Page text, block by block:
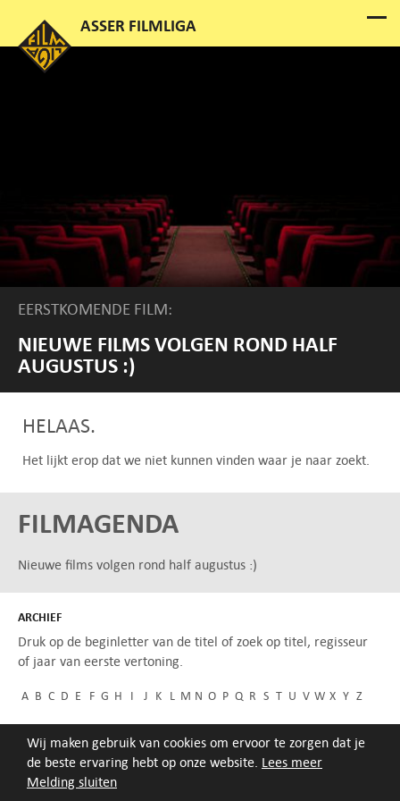
Melding sluiten
Wij maken gebruik van cookies om ervoor te zorgen dat je
de beste ervaring hebt op onze website. Lees meer
EERSTKOMENDE FILM:
NIEUWE FILMS VOLGEN ROND HALF
AUGUSTUS :)
HELAAS.
Het lijkt erop dat we niet kunnen vinden waar je naar zoekt.
FILMAGENDA
Nieuwe films volgen rond half augustus :)
ARCHIEF
Druk op de beginletter van de titel of zoek op titel, regisseur
of jaar van eerste vertoning.
A B C D E F G H I J K L M N O P Q R S T U V W X Y Z